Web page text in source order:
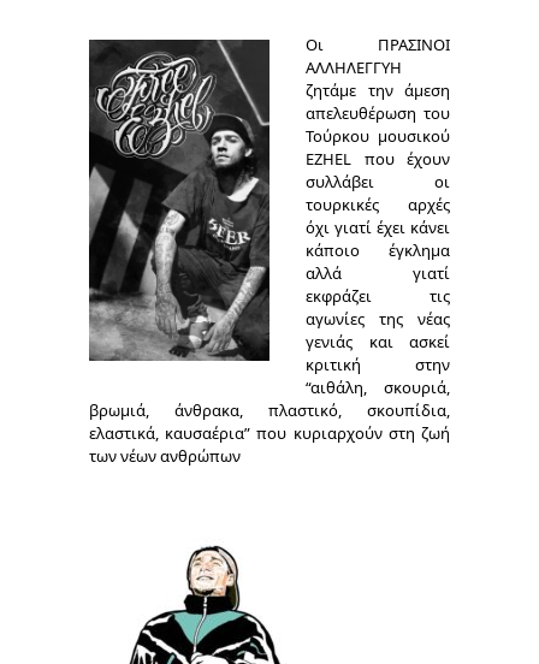
Οι ΠΡΑΣΙΝΟΙ
ΑΛΛΗΛΕΓΓΥΗ
ζητάμε την άμεση
απελευθέρωση του
Τούρκου μουσικού
EZHEL που έχουν
συλλάβει οι
τουρκικές αρχές
όχι γιατί έχει κάνει
κάποιο έγκλημα
αλλά γιατί
εκφράζει τις
αγωνίες της νέας
γενιάς και ασκεί
κριτική στην
“αιθάλη, σκουριά,
βρωμιά, άνθρακα, πλαστικό, σκουπίδια,
ελαστικά, καυσαέρια” που κυριαρχούν στη ζωή
των νέων ανθρώπων